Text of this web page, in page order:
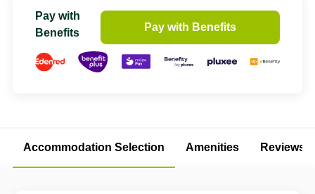
Pay with
Benefits
Pay with Benefits
Accommodation Selection Amenities Reviews